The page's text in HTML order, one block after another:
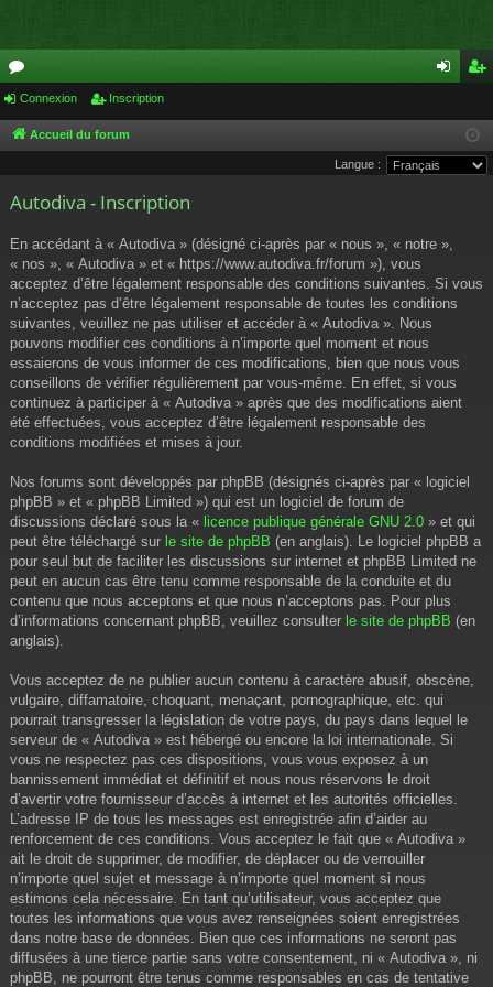
or
u
s
cri
pti
Connexion Inscription
Accueil du forum
Langue :
Autodiva - Inscription
En accédant à « Autodiva » (désigné ci-après par « nous », « notre »,
« nos », « Autodiva » et « https://www.autodiva.fr/forum »), vous
acceptez d’être légalement responsable des conditions suivantes. Si vous
n’acceptez pas d’être légalement responsable de toutes les conditions
suivantes, veuillez ne pas utiliser et accéder à « Autodiva ». Nous
pouvons modifier ces conditions à n’importe quel moment et nous
essaierons de vous informer de ces modifications, bien que nous vous
conseillons de vérifier régulièrement par vous-même. En effet, si vous
continuez à participer à « Autodiva » après que des modifications aient
été effectuées, vous acceptez d’être légalement responsable des
conditions modifiées et mises à jour.
Nos forums sont développés par phpBB (désignés ci-après par « logiciel
phpBB » et « phpBB Limited ») qui est un logiciel de forum de
discussions déclaré sous la « licence publique générale GNU 2.0 » et qui
peut être téléchargé sur le site de phpBB (en anglais). Le logiciel phpBB a
pour seul but de faciliter les discussions sur internet et phpBB Limited ne
peut en aucun cas être tenu comme responsable de la conduite et du
contenu que nous acceptons et que nous n’acceptons pas. Pour plus
d’informations concernant phpBB, veuillez consulter le site de phpBB (en
anglais).
Vous acceptez de ne publier aucun contenu à caractère abusif, obscène,
vulgaire, diffamatoire, choquant, menaçant, pornographique, etc. qui
pourrait transgresser la législation de votre pays, du pays dans lequel le
serveur de « Autodiva » est hébergé ou encore la loi internationale. Si
vous ne respectez pas ces dispositions, vous vous exposez à un
bannissement immédiat et définitif et nous nous réservons le droit
d’avertir votre fournisseur d’accès à internet et les autorités officielles.
L’adresse IP de tous les messages est enregistrée afin d’aider au
renforcement de ces conditions. Vous acceptez le fait que « Autodiva »
ait le droit de supprimer, de modifier, de déplacer ou de verrouiller
n’importe quel sujet et message à n’importe quel moment si nous
estimons cela nécessaire. En tant qu’utilisateur, vous acceptez que
toutes les informations que vous avez renseignées soient enregistrées
dans notre base de données. Bien que ces informations ne seront pas
diffusées à une tierce partie sans votre consentement, ni « Autodiva », ni
phpBB, ne pourront être tenus comme responsables en cas de tentative